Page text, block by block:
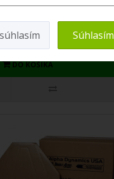
rozmerov štandardn..
DO KOŠÍKA
Súhlasím